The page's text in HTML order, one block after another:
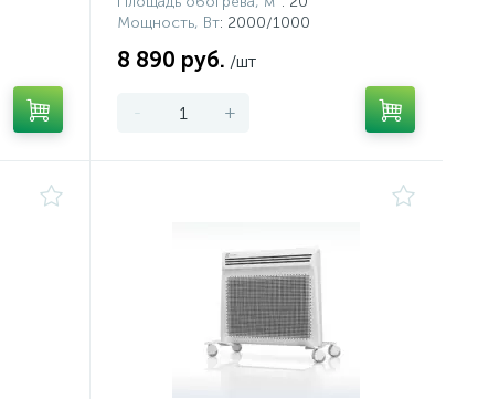
Мощность, Вт: 2000/1000
8 890 руб. /шт
- +